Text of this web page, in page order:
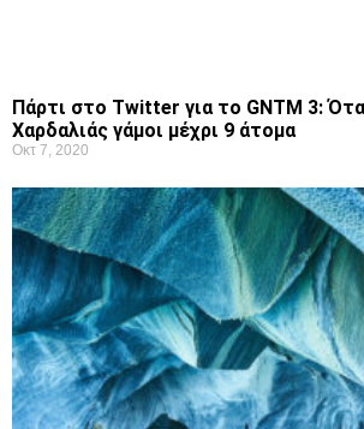
Πάρτι στο Twitter για το GNTM 3:
Χαρδαλιάς γάμοι μέχρι 9 άτομα
Οκτ 7, 2020